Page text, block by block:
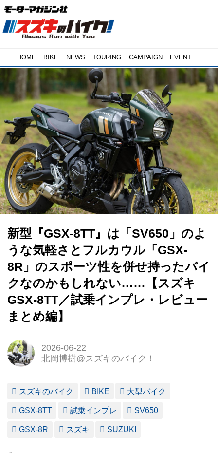
HOME BIKE NEWS TOURING CAMPAIGN EVENT
新型『GSX-8TT』は「SV650」のよ
うな気軽さとフルカウル「GSX-
8R」のスポーツ性を併せ持ったバイ
クなのかもしれない……【スズキ
GSX-8TT／試乗インプレ・レビュー
まとめ編】
2026-06-22
北岡博樹@スズキのバイク！
スズキのバイク BIKE 大型バイク
GSX-8TT 試乗インプレ SV650
GSX-8R スズキ SUZUKI